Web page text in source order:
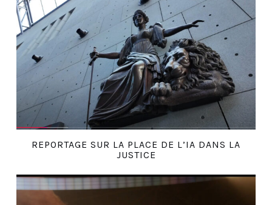
REPORTAGE SUR LA PLACE DE L’IA DANS LA
JUSTICE